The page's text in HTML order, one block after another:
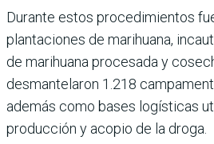
Durante estos procedimientos
plantaciones de marihuana,
de marihuana procesada y
desmantelaron 1.218
además como bases logísticas
producción y acopio de la droga.